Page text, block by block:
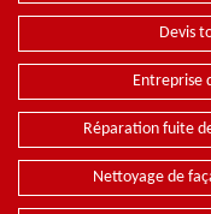
Devis
Entreprise
Réparation fuite
Nettoyage de